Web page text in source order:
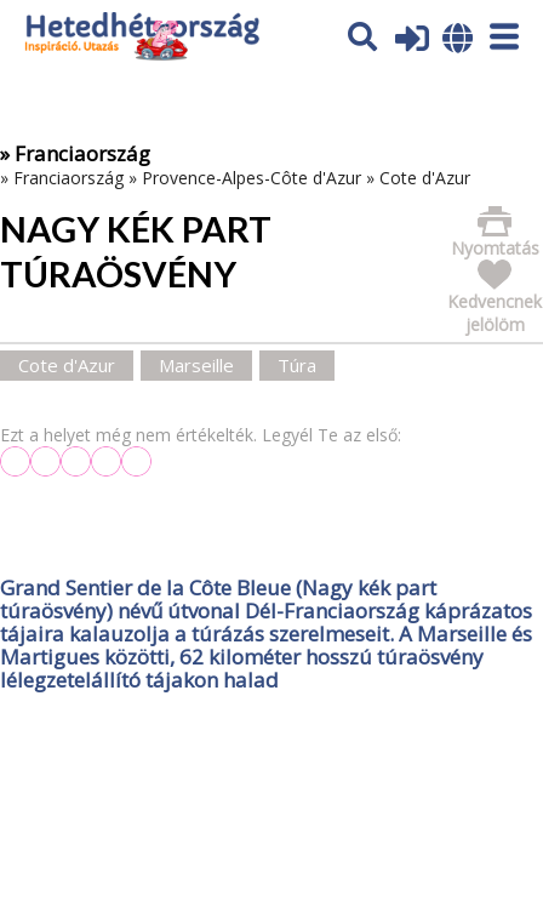
Az oldal sütiket (cookies) használ. További tájékoztatás itt:
Adatvédelmi tájékoztató
» Franciaország
» Franciaország » Provence-Alpes-Côte d'Azur » Cote d'Azur
NAGY KÉK PART
TÚRAÖSVÉNY
Nyomtatás
Kedvencnek
jelölöm
Cote d'Azur Marseille Túra
Ezt a helyet még nem értékelték. Legyél Te az első:
Grand Sentier de la Côte Bleue (Nagy kék part
túraösvény) névű útvonal Dél-Franciaország káprázatos
tájaira kalauzolja a túrázás szerelmeseit. A Marseille és
Martigues közötti, 62 kilométer hosszú túraösvény
lélegzetelállító tájakon halad